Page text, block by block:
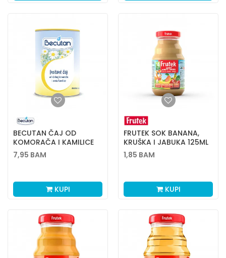
BECUTAN ČAJ OD
KOMORAČA I KAMILICE
200G
7,95 BAM
KUPI
FRUTEK SOK BANANA,
KRUŠKA I JABUKA 125ML
1,85 BAM
KUPI